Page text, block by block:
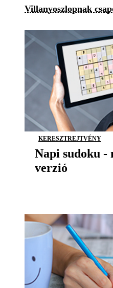
Villanyoszlopnak
KERESZTREJTVÉNY
Napi sudoku -
verzió